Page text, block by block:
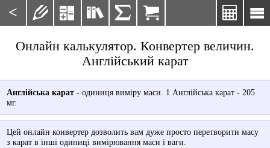
< 

    
Онлайн калькулятор. Конвертер величин.
Англійський карат
Англійська карат- одиниця виміру маси. 1 Англійська карат - 205
мг.
Цей онлайн конвертер дозволить вам дуже просто перетворити масу
з карат в інші одиниці вимірювання маси і ваги.